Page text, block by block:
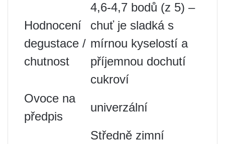
Hodnocení
degustace /
chutnost
4,6-4,7 bodů (z 5) –
chuť je sladká s
mírnou kyselostí a
příjemnou dochutí
cukroví
Ovoce na
předpis
univerzální
Středně zimní